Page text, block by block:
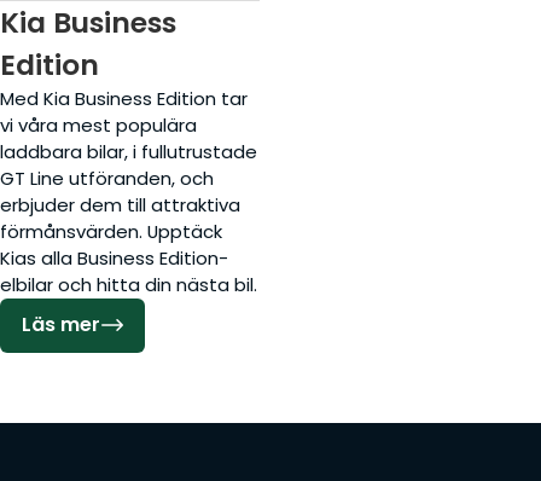
Kia Business
Edition
Med Kia Business Edition tar
vi våra mest populära
laddbara bilar, i fullutrustade
GT Line utföranden, och
erbjuder dem till attraktiva
förmånsvärden. Upptäck
Kias alla Business Edition-
elbilar och hitta din nästa bil.
Läs mer